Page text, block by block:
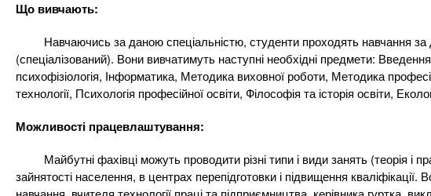
e
n
t
s
л
н
и
х
з
а
л
Що вивчають:
Навчаючись за даною спеціальністю, студенти проходять навчання за
(спеціалізований). Вони вивчатимуть наступні необхідні предмети: Введення
психофізіологія, Інформатика, Методика виховної роботи, Методика
технології, Психологія професійної освіти, Філософія та історія освіти,
Можливості працевлаштування:
Майбутні фахівці можуть проводити різні типи і види занять (теорія і
зайнятості населення, в центрах перепідготовки і підвищення